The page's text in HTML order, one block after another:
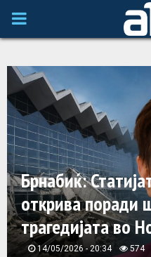
P
I
M
A
R
Y
Брнабиќ:
открива поради
трагедијата во
14/05/2026 - 20:34 574